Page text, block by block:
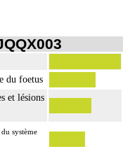
du foetus
et lésions
système